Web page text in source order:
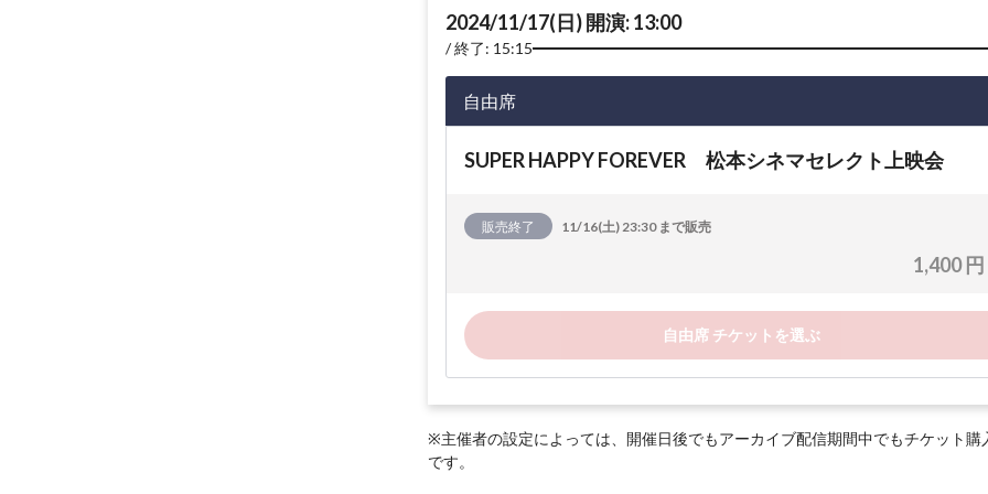
2024/11/17(日) 開演: 13:00
終了: 15:15
自由席
SUPER HAPPY FOREVER 松本シネマセレクト上映会
販売終了 11/16(土) 23:30 まで販売
1,400 円
自由席 チケットを選ぶ
※主催者の設定によっては、開催日後でもアーカイブ配信期間中でもチケット購
です。